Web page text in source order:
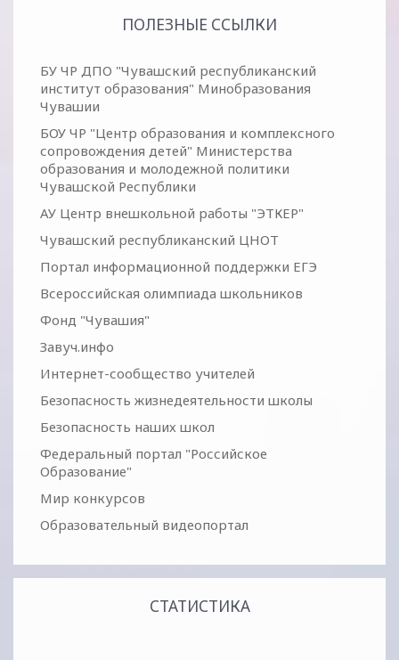
ПОЛЕЗНЫЕ ССЫЛКИ
БУ ЧР ДПО "Чувашский республиканский
институт образования" Минобразования
Чувашии
БОУ ЧР "Центр образования и комплексного
сопровождения детей" Министерства
образования и молодежной политики
Чувашской Республики
АУ Центр внешкольной работы "ЭТКЕР"
Чувашский республиканский ЦНОТ
Портал информационной поддержки ЕГЭ
Всероссийская олимпиада школьников
Фонд "Чувашия"
Завуч.инфо
Интернет-сообщество учителей
Безопасность жизнедеятельности школы
Безопасность наших школ
Федеральный портал "Российское
Образование"
Мир конкурсов
Образовательный видеопортал
СТАТИСТИКА